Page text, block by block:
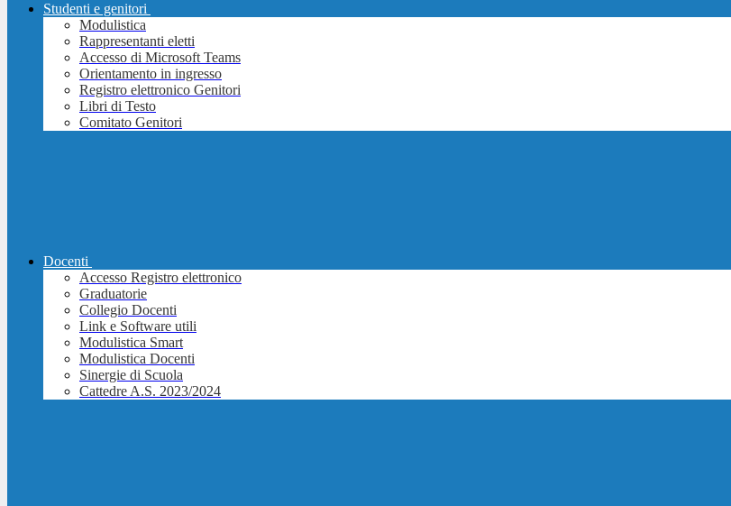
Studenti e genitori
Modulistica
Rappresentanti eletti
Accesso di Microsoft Teams
Orientamento in ingresso
Registro elettronico Genitori
Libri di Testo
Comitato Genitori
Docenti
Accesso Registro elettronico
Graduatorie
Collegio Docenti
Link e Software utili
Modulistica Smart
Modulistica Docenti
Sinergie di Scuola
Cattedre A.S. 2023/2024